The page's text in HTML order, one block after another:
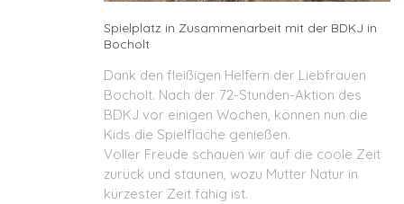
Spielplatz in Zusammenarbeit mit der BDKJ in
Bocholt
Dank den fleißigen Helfern der Liebfrauen
Bocholt. Nach der 72-Stunden-Aktion des
BDKJ vor einigen Wochen, können nun die
Kids die Spielfläche genießen.
Voller Freude schauen wir auf die coole Zeit
zurück und staunen, wozu Mutter Natur in
kürzester Zeit fähig ist.